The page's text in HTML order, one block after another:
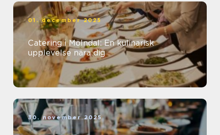
01. december 2025
Catering i Mölndal: En kulinarisk
upplevelse nära dig
30. november 2025